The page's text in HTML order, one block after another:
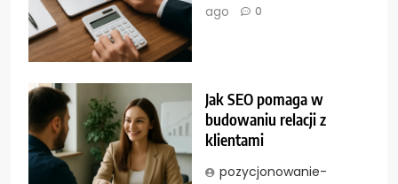
ago
0
Jak SEO pomaga w
budowaniu relacji z
klientami
pozycjonowanie-